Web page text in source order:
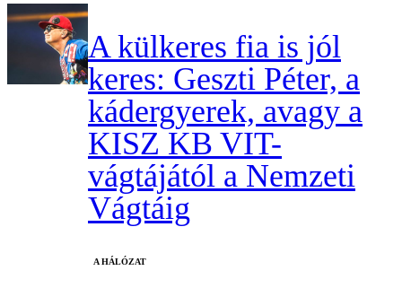
A külkeres fia is jól
keres: Geszti Péter, a
kádergyerek, avagy a
KISZ KB VIT-
vágtájától a Nemzeti
Vágtáig
A HÁLÓZAT